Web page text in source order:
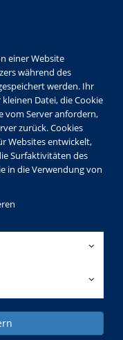
einer Website
während des
werden. Ihr
Datei, die Cookie
vom Server anfordern,
zurück. Cookies
Websites entwickelt,
Surfaktivitäten des
in die Verwendung von